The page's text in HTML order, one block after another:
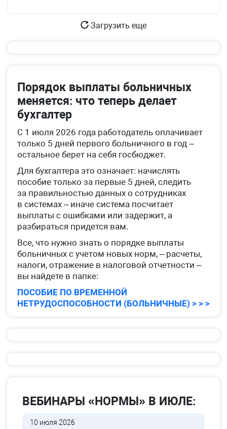
Загрузить еще
Порядок выплаты больничных
меняется: что теперь делает
бухгалтер
С 1 июля 2026 года работодатель оплачивает
только 5 дней первого больничного в год –
остальное берет на себя госбюджет.
Для бухгалтера это означает: начислять
пособие только за первые 5 дней, следить
за правильностью данных о сотрудниках
в системах – иначе система посчитает
выплаты с ошибками или задержит, а
разбираться придется вам.
Все, что нужно знать о порядке выплаты
больничных с учетом новых норм, – расчеты,
налоги, отражение в налоговой отчетности –
вы найдете в папке:
ПОСОБИЕ ПО ВРЕМЕННОЙ
НЕТРУДОСПОСОБНОСТИ (БОЛЬНИЧНЫЕ) > > >
ВЕБИНАРЫ «НОРМЫ» В ИЮЛЕ:
10 июля 2026